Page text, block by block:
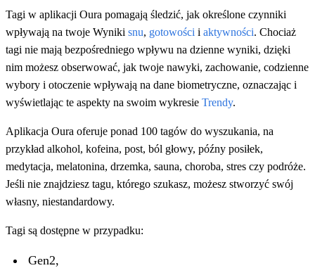
Tagi w aplikacji Oura pomagają śledzić, jak określone czynniki
wpływają na twoje Wyniki snu, gotowości i aktywności. Chociaż
tagi nie mają bezpośredniego wpływu na dzienne wyniki, dzięki
nim możesz obserwować, jak twoje nawyki, zachowanie, codzienne
wybory i otoczenie wpływają na dane biometryczne, oznaczając i
wyświetlając te aspekty na swoim wykresie Trendy.
Aplikacja Oura oferuje ponad 100 tagów do wyszukania, na
przykład alkohol, kofeina, post, ból głowy, późny posiłek,
medytacja, melatonina, drzemka, sauna, choroba, stres czy podróże.
Jeśli nie znajdziesz tagu, którego szukasz, możesz stworzyć swój
własny, niestandardowy.
Tagi są dostępne w przypadku:
Gen2,